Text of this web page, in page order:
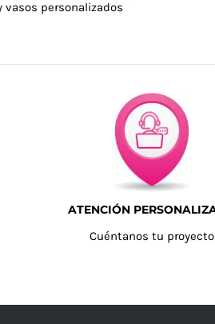
vasos personalizados
ATENCIÓN
Cuéntanos tu proyecto